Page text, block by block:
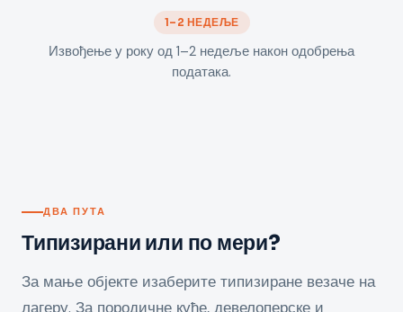
1–2 НЕДЕЉЕ
Извођење у року од 1–2 недеље након одобрења
података.
ДВА ПУТА
Типизирани или по мери?
За мање објекте изаберите типизиране везаче на
лагеру. За породичне куће, девелоперске и